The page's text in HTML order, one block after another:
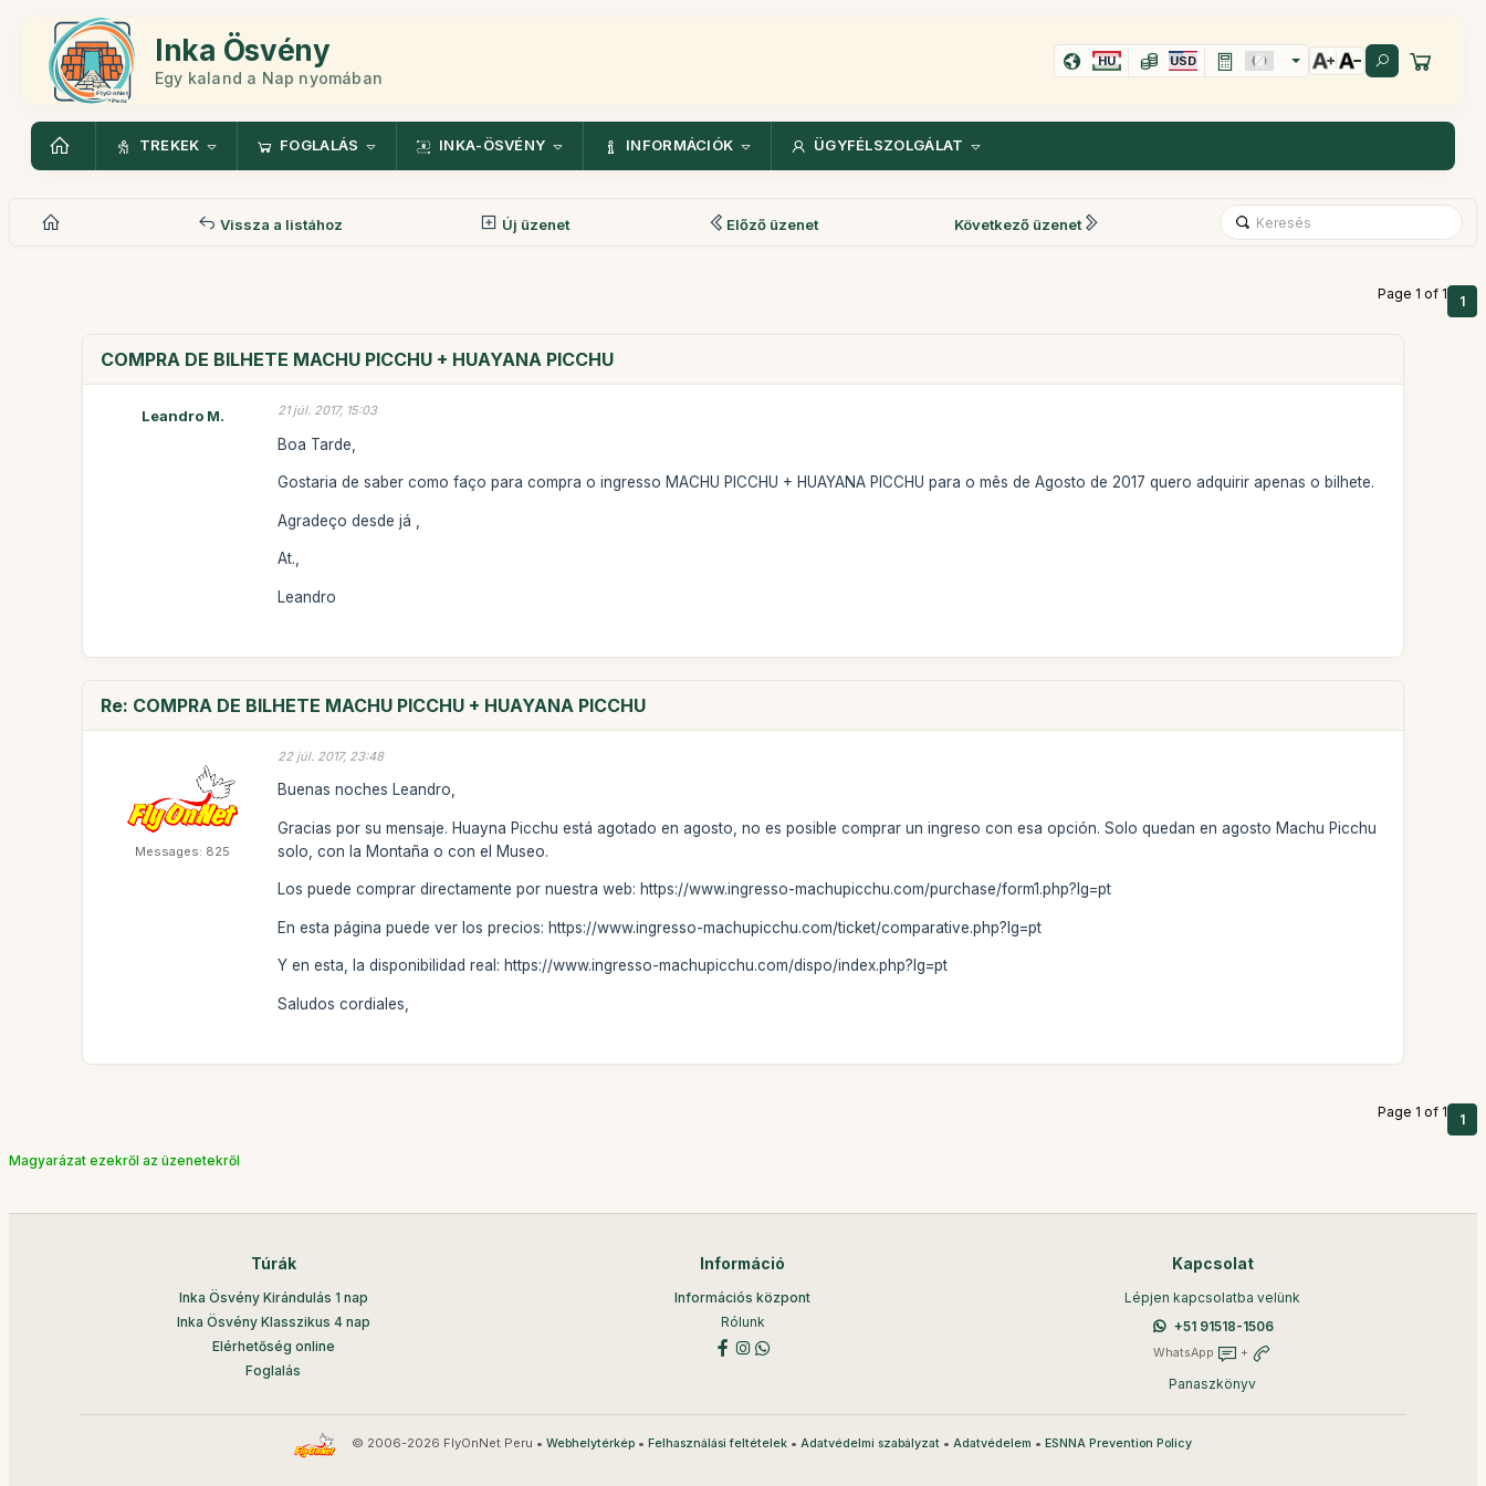
Inka Ösvény
Egy kaland a Nap nyomában
HU USD
TREKEK FOGLALÁS INKA-ÖSVÉNY INFORMÁCIÓK ÜGYFÉLSZOLGÁLAT
Vissza a listához Új üzenet Előző üzenet Következő üzenet
Page 1 of 1 1
COMPRA DE BILHETE MACHU PICCHU + HUAYANA PICCHU
Leandro M. 21 júl. 2017, 15:03
Boa Tarde,
Gostaria de saber como faço para compra o ingresso MACHU PICCHU + HUAYANA PICCHU para o mês de Agosto de 2017 quero adquirir apenas o bilhete.
Agradeço desde já ,
At.,
Leandro
Re: COMPRA DE BILHETE MACHU PICCHU + HUAYANA PICCHU
Messages: 825
22 júl. 2017, 23:48
Buenas noches Leandro,
Gracias por su mensaje. Huayna Picchu está agotado en agosto, no es posible comprar un ingreso con esa opción. Solo quedan en agosto Machu Picchu
solo, con la Montaña o con el Museo.
Los puede comprar directamente por nuestra web: https://www.ingresso-machupicchu.com/purchase/form1.php?lg=pt
En esta página puede ver los precios: https://www.ingresso-machupicchu.com/ticket/comparative.php?lg=pt
Y en esta, la disponibilidad real: https://www.ingresso-machupicchu.com/dispo/index.php?lg=pt
Saludos cordiales,
Page 1 of 1 1
Magyarázat ezekről az üzenetekről
Túrák
Inka Ösvény Kirándulás 1 nap
Inka Ösvény Klasszikus 4 nap
Elérhetőség online
Foglalás
Információ
Információs központ
Rólunk
Kapcsolat
Lépjen kapcsolatba velünk
+51 91518-1506
WhatsApp +
Panaszkönyv
© 2006-2026 FlyOnNet Peru •Webhelytérkép •Felhasználási feltételek •Adatvédelmi szabályzat •Adatvédelem •ESNNA Prevention Policy